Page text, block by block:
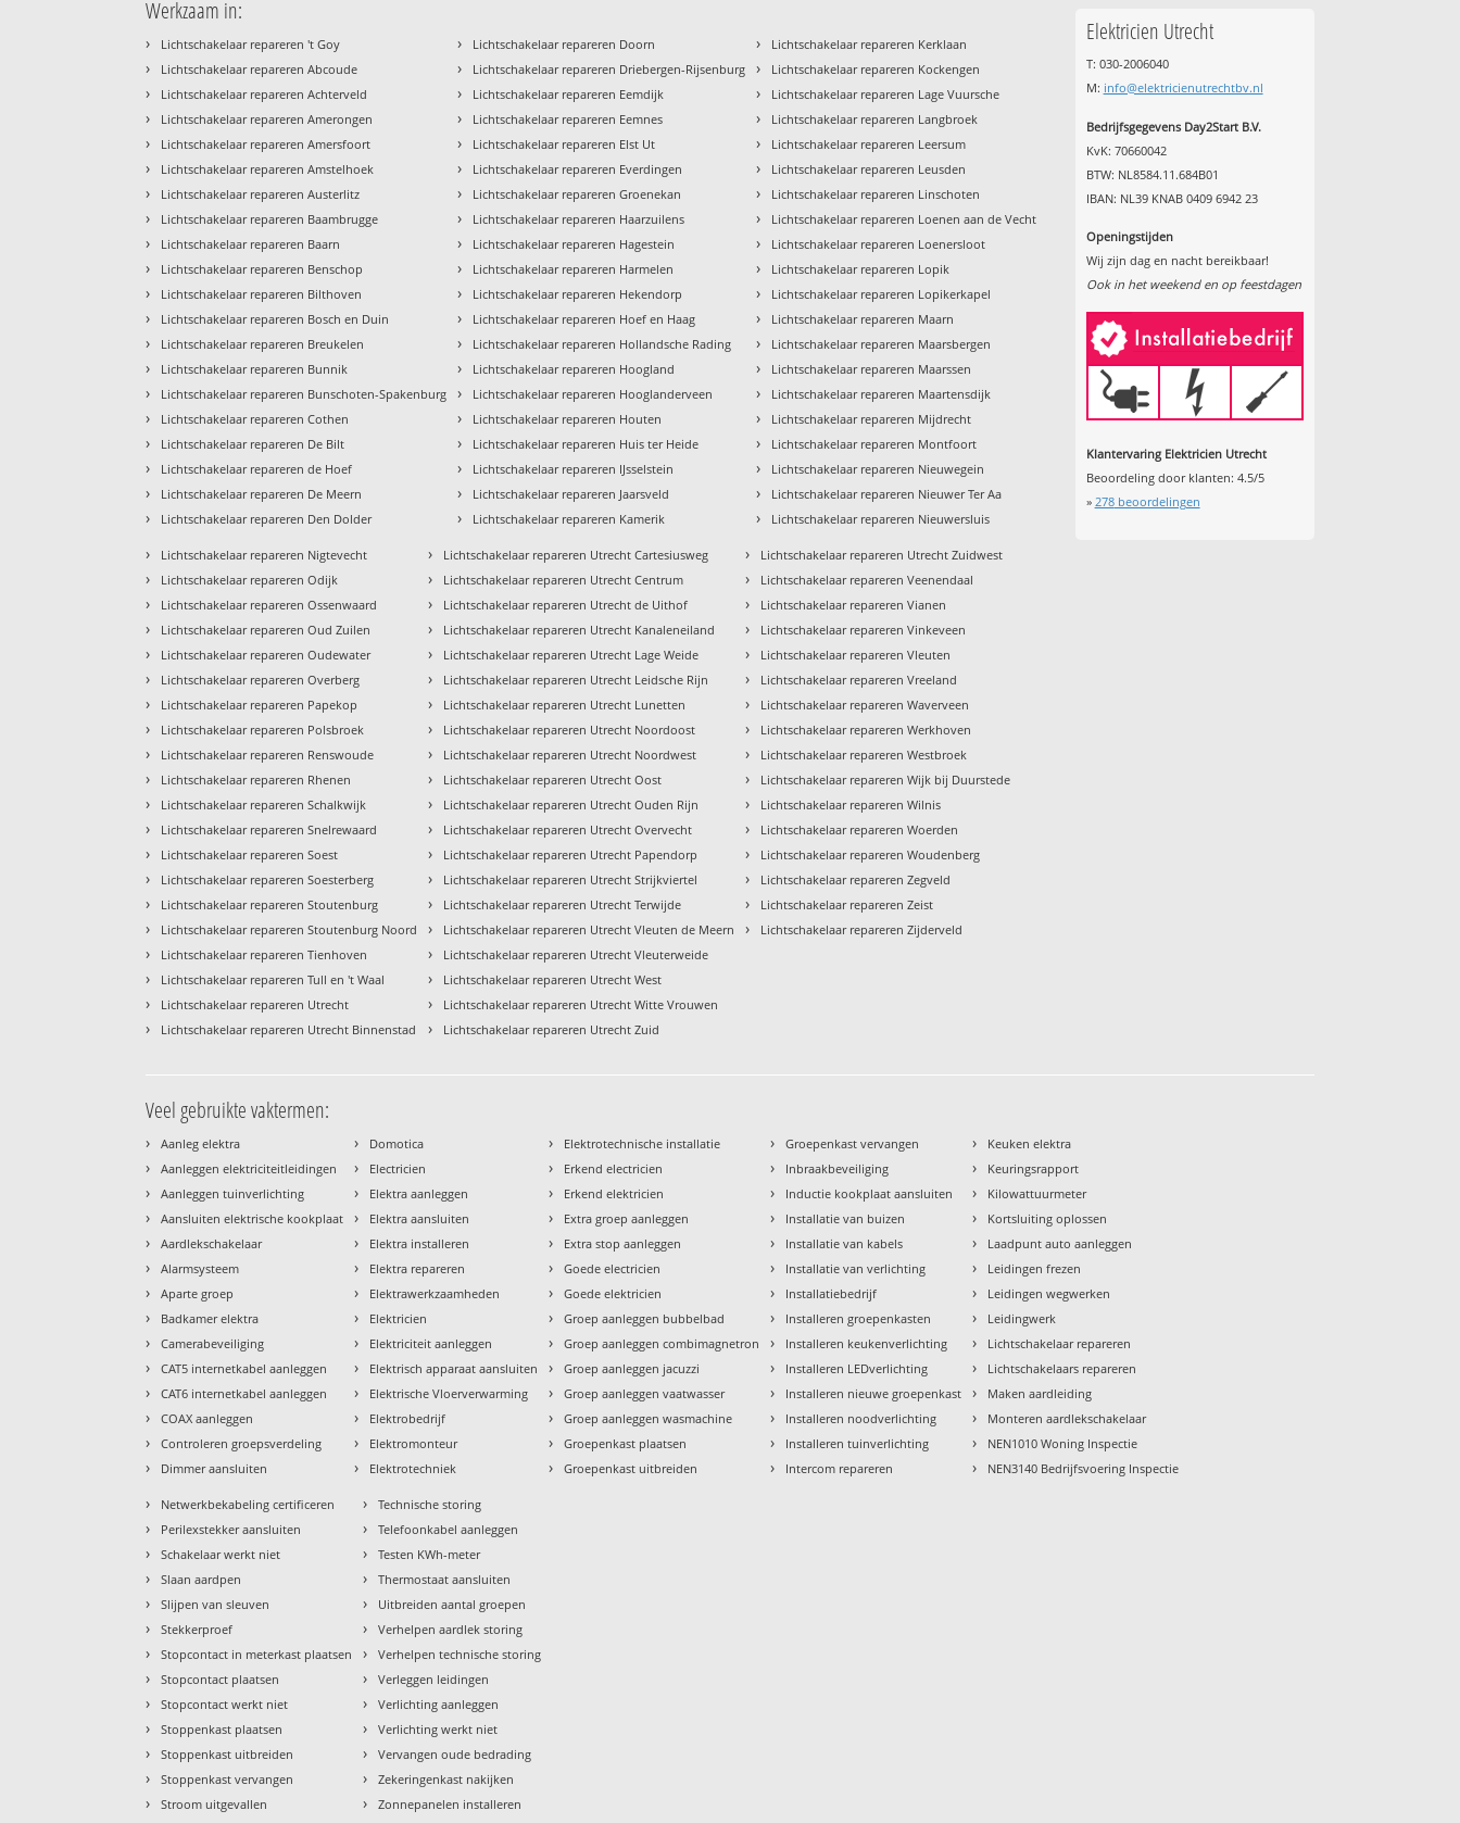
Werkzaam in:
› Lichtschakelaar repareren 't Goy
› Lichtschakelaar repareren Abcoude
› Lichtschakelaar repareren Achterveld
› Lichtschakelaar repareren Amerongen
› Lichtschakelaar repareren Amersfoort
› Lichtschakelaar repareren Amstelhoek
› Lichtschakelaar repareren Austerlitz
› Lichtschakelaar repareren Baambrugge
› Lichtschakelaar repareren Baarn
› Lichtschakelaar repareren Benschop
› Lichtschakelaar repareren Bilthoven
› Lichtschakelaar repareren Bosch en Duin
› Lichtschakelaar repareren Breukelen
› Lichtschakelaar repareren Bunnik
› Lichtschakelaar repareren Bunschoten-Spakenburg
› Lichtschakelaar repareren Cothen
› Lichtschakelaar repareren De Bilt
› Lichtschakelaar repareren de Hoef
› Lichtschakelaar repareren De Meern
› Lichtschakelaar repareren Den Dolder
› Lichtschakelaar repareren Doorn
› Lichtschakelaar repareren Driebergen-Rijsenburg
› Lichtschakelaar repareren Eemdijk
› Lichtschakelaar repareren Eemnes
› Lichtschakelaar repareren Elst Ut
› Lichtschakelaar repareren Everdingen
› Lichtschakelaar repareren Groenekan
› Lichtschakelaar repareren Haarzuilens
› Lichtschakelaar repareren Hagestein
› Lichtschakelaar repareren Harmelen
› Lichtschakelaar repareren Hekendorp
› Lichtschakelaar repareren Hoef en Haag
› Lichtschakelaar repareren Hollandsche Rading
› Lichtschakelaar repareren Hoogland
› Lichtschakelaar repareren Hooglanderveen
› Lichtschakelaar repareren Houten
› Lichtschakelaar repareren Huis ter Heide
› Lichtschakelaar repareren IJsselstein
› Lichtschakelaar repareren Jaarsveld
› Lichtschakelaar repareren Kamerik
› Lichtschakelaar repareren Kerklaan
› Lichtschakelaar repareren Kockengen
› Lichtschakelaar repareren Lage Vuursche
› Lichtschakelaar repareren Langbroek
› Lichtschakelaar repareren Leersum
› Lichtschakelaar repareren Leusden
› Lichtschakelaar repareren Linschoten
› Lichtschakelaar repareren Loenen aan de Vecht
› Lichtschakelaar repareren Loenersloot
› Lichtschakelaar repareren Lopik
› Lichtschakelaar repareren Lopikerkapel
› Lichtschakelaar repareren Maarn
› Lichtschakelaar repareren Maarsbergen
› Lichtschakelaar repareren Maarssen
› Lichtschakelaar repareren Maartensdijk
› Lichtschakelaar repareren Mijdrecht
› Lichtschakelaar repareren Montfoort
› Lichtschakelaar repareren Nieuwegein
› Lichtschakelaar repareren Nieuwer Ter Aa
› Lichtschakelaar repareren Nieuwersluis
› Lichtschakelaar repareren Nigtevecht
› Lichtschakelaar repareren Odijk
› Lichtschakelaar repareren Ossenwaard
› Lichtschakelaar repareren Oud Zuilen
› Lichtschakelaar repareren Oudewater
› Lichtschakelaar repareren Overberg
› Lichtschakelaar repareren Papekop
› Lichtschakelaar repareren Polsbroek
› Lichtschakelaar repareren Renswoude
› Lichtschakelaar repareren Rhenen
› Lichtschakelaar repareren Schalkwijk
› Lichtschakelaar repareren Snelrewaard
› Lichtschakelaar repareren Soest
› Lichtschakelaar repareren Soesterberg
› Lichtschakelaar repareren Stoutenburg
› Lichtschakelaar repareren Stoutenburg Noord
› Lichtschakelaar repareren Tienhoven
› Lichtschakelaar repareren Tull en 't Waal
› Lichtschakelaar repareren Utrecht
› Lichtschakelaar repareren Utrecht Binnenstad
› Lichtschakelaar repareren Utrecht Cartesiusweg
› Lichtschakelaar repareren Utrecht Centrum
› Lichtschakelaar repareren Utrecht de Uithof
› Lichtschakelaar repareren Utrecht Kanaleneiland
› Lichtschakelaar repareren Utrecht Lage Weide
› Lichtschakelaar repareren Utrecht Leidsche Rijn
› Lichtschakelaar repareren Utrecht Lunetten
› Lichtschakelaar repareren Utrecht Noordoost
› Lichtschakelaar repareren Utrecht Noordwest
› Lichtschakelaar repareren Utrecht Oost
› Lichtschakelaar repareren Utrecht Ouden Rijn
› Lichtschakelaar repareren Utrecht Overvecht
› Lichtschakelaar repareren Utrecht Papendorp
› Lichtschakelaar repareren Utrecht Strijkviertel
› Lichtschakelaar repareren Utrecht Terwijde
› Lichtschakelaar repareren Utrecht Vleuten de Meern
› Lichtschakelaar repareren Utrecht Vleuterweide
› Lichtschakelaar repareren Utrecht West
› Lichtschakelaar repareren Utrecht Witte Vrouwen
› Lichtschakelaar repareren Utrecht Zuid
› Lichtschakelaar repareren Utrecht Zuidwest
› Lichtschakelaar repareren Veenendaal
› Lichtschakelaar repareren Vianen
› Lichtschakelaar repareren Vinkeveen
› Lichtschakelaar repareren Vleuten
› Lichtschakelaar repareren Vreeland
› Lichtschakelaar repareren Waverveen
› Lichtschakelaar repareren Werkhoven
› Lichtschakelaar repareren Westbroek
› Lichtschakelaar repareren Wijk bij Duurstede
› Lichtschakelaar repareren Wilnis
› Lichtschakelaar repareren Woerden
› Lichtschakelaar repareren Woudenberg
› Lichtschakelaar repareren Zegveld
› Lichtschakelaar repareren Zeist
› Lichtschakelaar repareren Zijderveld
Elektricien Utrecht
T: 030-2006040
M: info@elektricienutrechtbv.nl
Bedrijfsgegevens Day2Start B.V.
KvK: 70660042
BTW: NL8584.11.684B01
IBAN: NL39 KNAB 0409 6942 23
Openingstijden
Wij zijn dag en nacht bereikbaar!
Ook in het weekend en op feestdagen
Klantervaring Elektricien Utrecht
Beoordeling door klanten: 4.5/5
» 278beoordelingen
Veel gebruikte vaktermen:
› Aanleg elektra
› Aanleggen elektriciteitleidingen
› Aanleggen tuinverlichting
› Aansluiten elektrische kookplaat
› Aardlekschakelaar
› Alarmsysteem
› Aparte groep
› Badkamer elektra
› Camerabeveiliging
› CAT5 internetkabel aanleggen
› CAT6 internetkabel aanleggen
› COAX aanleggen
› Controleren groepsverdeling
› Dimmer aansluiten
› Domotica
› Electricien
› Elektra aanleggen
› Elektra aansluiten
› Elektra installeren
› Elektra repareren
› Elektrawerkzaamheden
› Elektricien
› Elektriciteit aanleggen
› Elektrisch apparaat aansluiten
› Elektrische Vloerverwarming
› Elektrobedrijf
› Elektromonteur
› Elektrotechniek
› Elektrotechnische installatie
› Erkend electricien
› Erkend elektricien
› Extra groep aanleggen
› Extra stop aanleggen
› Goede electricien
› Goede elektricien
› Groep aanleggen bubbelbad
› Groep aanleggen combimagnetron
› Groep aanleggen jacuzzi
› Groep aanleggen vaatwasser
› Groep aanleggen wasmachine
› Groepenkast plaatsen
› Groepenkast uitbreiden
› Groepenkast vervangen
› Inbraakbeveiliging
› Inductie kookplaat aansluiten
› Installatie van buizen
› Installatie van kabels
› Installatie van verlichting
› Installatiebedrijf
› Installeren groepenkasten
› Installeren keukenverlichting
› Installeren LEDverlichting
› Installeren nieuwe groepenkast
› Installeren noodverlichting
› Installeren tuinverlichting
› Intercom repareren
› Keuken elektra
› Keuringsrapport
› Kilowattuurmeter
› Kortsluiting oplossen
› Laadpunt auto aanleggen
› Leidingen frezen
› Leidingen wegwerken
› Leidingwerk
› Lichtschakelaar repareren
› Lichtschakelaars repareren
› Maken aardleiding
› Monteren aardlekschakelaar
› NEN1010 Woning Inspectie
› NEN3140 Bedrijfsvoering Inspectie
› Netwerkbekabeling certificeren
› Perilexstekker aansluiten
› Schakelaar werkt niet
› Slaan aardpen
› Slijpen van sleuven
› Stekkerproef
› Stopcontact in meterkast plaatsen
› Stopcontact plaatsen
› Stopcontact werkt niet
› Stoppenkast plaatsen
› Stoppenkast uitbreiden
› Stoppenkast vervangen
› Stroom uitgevallen
› Technische storing
› Telefoonkabel aanleggen
› Testen KWh-meter
› Thermostaat aansluiten
› Uitbreiden aantal groepen
› Verhelpen aardlek storing
› Verhelpen technische storing
› Verleggen leidingen
› Verlichting aanleggen
› Verlichting werkt niet
› Vervangen oude bedrading
› Zekeringenkast nakijken
› Zonnepanelen installeren